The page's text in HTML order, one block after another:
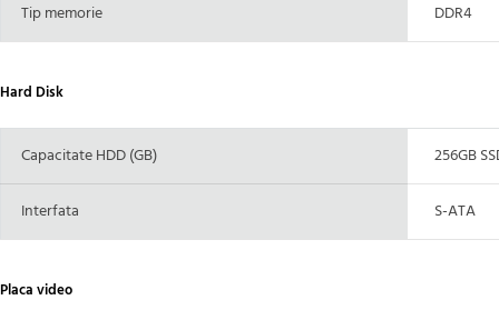
Tip memorie DDR4
Hard Disk
Capacitate HDD (GB) 256GB
Interfata S-ATA
Placa video